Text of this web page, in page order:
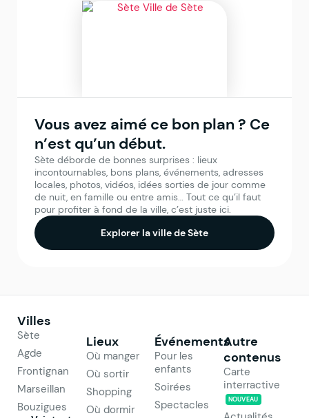
Vous avez aimé ce bon plan ? Ce
n’est qu’un début.
Sète déborde de bonnes surprises : lieux
incontournables, bons plans, événements, adresses
locales, photos, vidéos, idées sorties de jour comme
de nuit, en famille ou entre amis… Tout ce qu’il faut
pour profiter à fond de la ville, c’est juste ici.
Explorer la ville de Sète
Villes
Sète
Agde
Frontignan
Marseillan
Bouzigues
Lieux
Où manger
Où sortir
Shopping
Où dormir
Événements
Pour les
enfants
Soirées
Spectacles
Autre
contenus
Carte
interractive
NOUVEAU